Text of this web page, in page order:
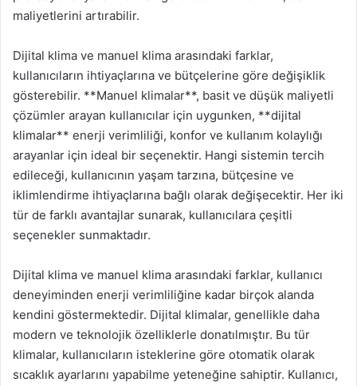
maliyetlerini artırabilir.
Dijital klima ve manuel klima arasındaki farklar,
kullanıcıların ihtiyaçlarına ve bütçelerine göre değişiklik
gösterebilir. **Manuel klimalar**, basit ve düşük maliyetli
çözümler arayan kullanıcılar için uygunken, **dijital
klimalar** enerji verimliliği, konfor ve kullanım kolaylığı
arayanlar için ideal bir seçenektir. Hangi sistemin tercih
edileceği, kullanıcının yaşam tarzına, bütçesine ve
iklimlendirme ihtiyaçlarına bağlı olarak değişecektir. Her iki
tür de farklı avantajlar sunarak, kullanıcılara çeşitli
seçenekler sunmaktadır.
Dijital klima ve manuel klima arasındaki farklar, kullanıcı
deneyiminden enerji verimliliğine kadar birçok alanda
kendini göstermektedir. Dijital klimalar, genellikle daha
modern ve teknolojik özelliklerle donatılmıştır. Bu tür
klimalar, kullanıcıların isteklerine göre otomatik olarak
sıcaklık ayarlarını yapabilme yeteneğine sahiptir. Kullanıcı,